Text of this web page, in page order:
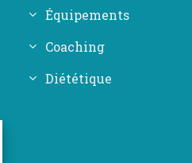
Équipements
Coaching
Diététique